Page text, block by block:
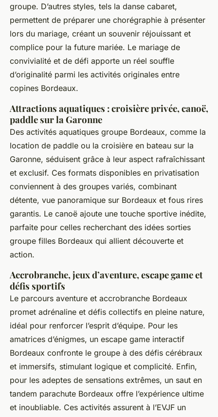
groupe. D’autres styles, tels la danse cabaret,
permettent de préparer une chorégraphie à présenter
lors du mariage, créant un souvenir réjouissant et
complice pour la future mariée. Le mariage de
convivialité et de défi apporte un réel souffle
d’originalité parmi les activités originales entre
copines Bordeaux.
Attractions aquatiques : croisière privée, canoë,
paddle sur la Garonne
Des activités aquatiques groupe Bordeaux, comme la
location de paddle ou la croisière en bateau sur la
Garonne, séduisent grâce à leur aspect rafraîchissant
et exclusif. Ces formats disponibles en privatisation
conviennent à des groupes variés, combinant
détente, vue panoramique sur Bordeaux et fous rires
garantis. Le canoë ajoute une touche sportive inédite,
parfaite pour celles recherchant des idées sorties
groupe filles Bordeaux qui allient découverte et
action.
Accrobranche, jeux d’aventure, escape game et
défis sportifs
Le parcours aventure et accrobranche Bordeaux
promet adrénaline et défis collectifs en pleine nature,
idéal pour renforcer l’esprit d’équipe. Pour les
amatrices d’énigmes, un escape game interactif
Bordeaux confronte le groupe à des défis cérébraux
et immersifs, stimulant logique et complicité. Enfin,
pour les adeptes de sensations extrêmes, un saut en
tandem parachute Bordeaux offre l’expérience ultime
et inoubliable. Ces activités assurent à l’EVJF un